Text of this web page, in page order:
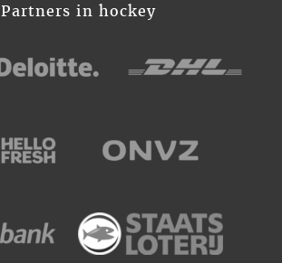
Partners in hockey